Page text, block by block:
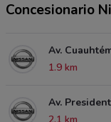
Concesionario
Av.
1.9 km
Av.